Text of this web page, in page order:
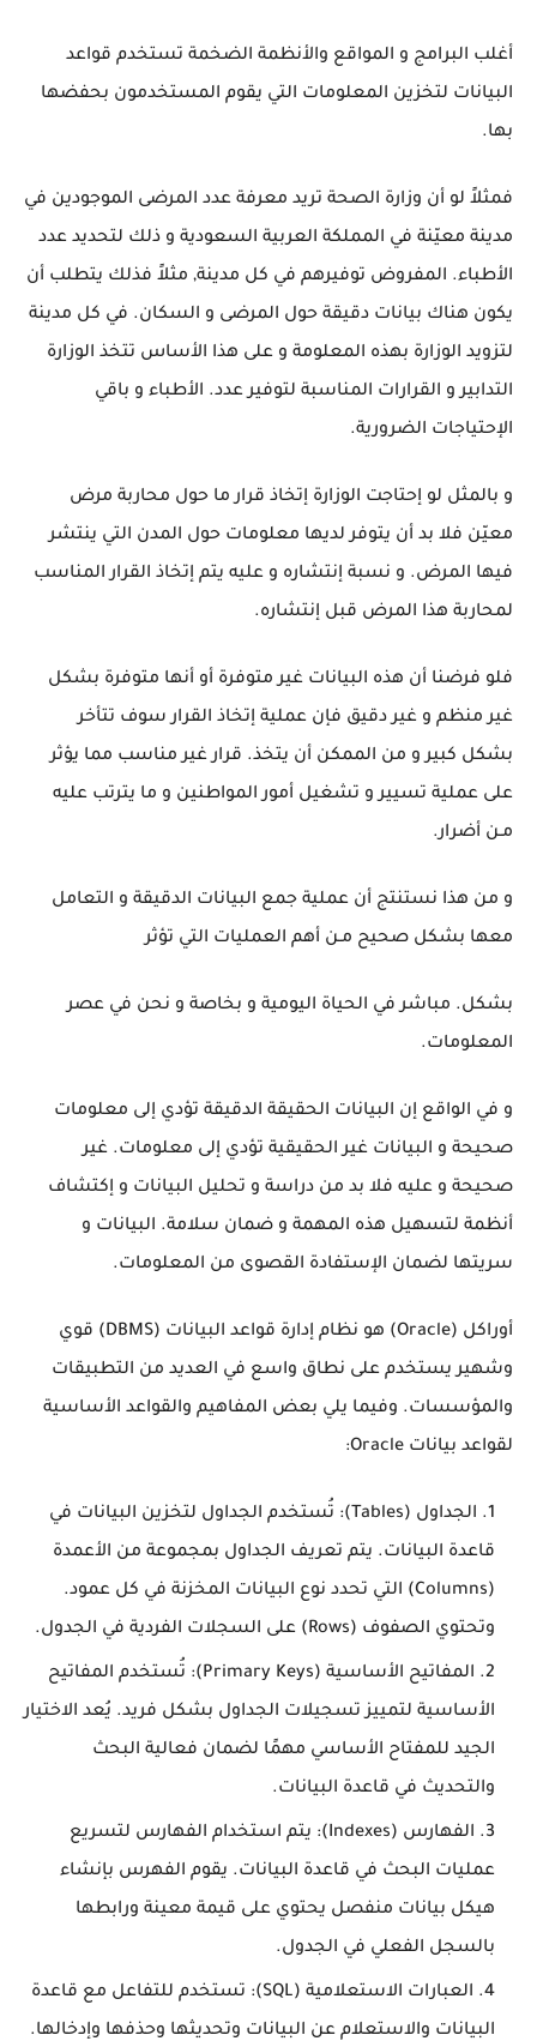
أغلب البرامج و المواقع والأنظمة الضخمة تستخدم قواعد
البيانات لتخزين المعلومات التي يقوم المستخدمون بحفضها
بها.
فمثلاً لو أن وزارة الصحة تريد معرفة عدد المرضى الموجودين في
مدينة معيّنة في المملكة العربية السعودية و ذلك لتحديد عدد
الأطباء. المفروض توفيرهم في كل مدينة, مثلاً فذلك يتطلب أن
يكون هناك بيانات دقيقة حول المرضى و السكان. في كل مدينة
لتزويد الوزارة بهذه المعلومة و على هذا الأساس تتخذ الوزارة
التدابير و القرارات المناسبة لتوفير عدد. الأطباء و باقي
الإحتياجات الضرورية.
و بالمثل لو إحتاجت الوزارة إتخاذ قرار ما حول محاربة مرض
معيّن فلا بد أن يتوفر لديها معلومات حول المدن التي ينتشر
فيها المرض. و نسبة إنتشاره و عليه يتم إتخاذ القرار المناسب
لمحاربة هذا المرض قبل إنتشاره.
فلو فرضنا أن هذه البيانات غير متوفرة أو أنها متوفرة بشكل
غير منظم و غير دقيق فإن عملية إتخاذ القرار سوف تتأخر
بشكل كبير و من الممكن أن يتخذ. قرار غير مناسب مما يؤثر
على عملية تسيير و تشغيل أمور المواطنين و ما يترتب عليه
مـن أضرار.
و من هذا نستنتج أن عملية جمع البيانات الدقيقة و التعامل
معها بشكل صحيح مـن أهم العمليات التي تؤثر
بشكل. مباشر في الحياة اليومية و بخاصة و نحن في عصر
المعلومات.
و في الواقع إن البيانات الحقيقة الدقيقة تؤدي إلى معلومات
صحيحة و البيانات غير الحقيقية تؤدي إلى معلومات. غير
صحيحة و عليه فلا بد من دراسة و تحليل البيانات و إكتشاف
أنظمة لتسهيل هذه المهمة و ضمان سلامة. البيانات و
سريتها لضمان الإستفادة القصوى من المعلومات.
أوراكل (Oracle) هو نظام إدارة قواعد البيانات (DBMS) قوي
وشهير يستخدم على نطاق واسع في العديد من التطبيقات
والمؤسسات. وفيما يلي بعض المفاهيم والقواعد الأساسية
لقواعد بيانات Oracle:
الجداول (Tables): تُستخدم الجداول لتخزين البيانات في
قاعدة البيانات. يتم تعريف الجداول بمجموعة من الأعمدة
(Columns) التي تحدد نوع البيانات المخزنة في كل عمود.
وتحتوي الصفوف (Rows) على السجلات الفردية في الجدول.
المفاتيح الأساسية (Primary Keys): تُستخدم المفاتيح
الأساسية لتمييز تسجيلات الجداول بشكل فريد. يُعد الاختيار
الجيد للمفتاح الأساسي مهمًا لضمان فعالية البحث
والتحديث في قاعدة البيانات.
الفهارس (Indexes): يتم استخدام الفهارس لتسريع
عمليات البحث في قاعدة البيانات. يقوم الفهرس بإنشاء
هيكل بيانات منفصل يحتوي على قيمة معينة ورابطها
بالسجل الفعلي في الجدول.
العبارات الاستعلامية (SQL): تستخدم للتفاعل مع قاعدة
البيانات والاستعلام عن البيانات وتحديثها وحذفها وإدخالها.